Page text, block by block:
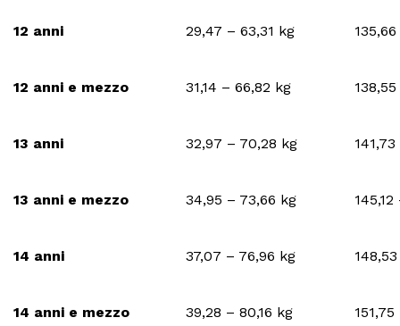
12 anni 29,47 – 63,31 kg
12 anni e mezzo 31,14 – 66,82 kg
13 anni 32,97 – 70,28 kg
13 anni e mezzo 34,95 – 73,66 kg
14 anni 37,07 – 76,96 kg
14 anni e mezzo 39,28 – 80,16 kg